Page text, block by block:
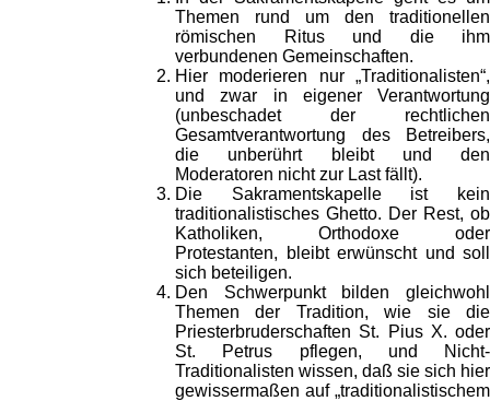
Themen rund um den traditionellen
römischen Ritus und die ihm
verbundenen Gemeinschaften.
Hier moderieren nur „Traditionalisten“,
und zwar in eigener Verantwortung
(unbeschadet der rechtlichen
Gesamtverantwortung des Betreibers,
die unberührt bleibt und den
Moderatoren nicht zur Last fällt).
Die Sakramentskapelle ist kein
traditionalistisches Ghetto. Der Rest, ob
Katholiken, Orthodoxe oder
Protestanten, bleibt erwünscht und soll
sich beteiligen.
Den Schwerpunkt bilden gleichwohl
Themen der Tradition, wie sie die
Priesterbruderschaften St. Pius X. oder
St. Petrus pflegen, und Nicht-
Traditionalisten wissen, daß sie sich hier
gewissermaßen auf „traditionalistischem